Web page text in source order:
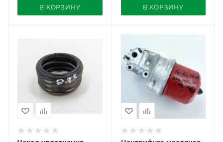
В КОРЗИНУ В КОРЗИНУ